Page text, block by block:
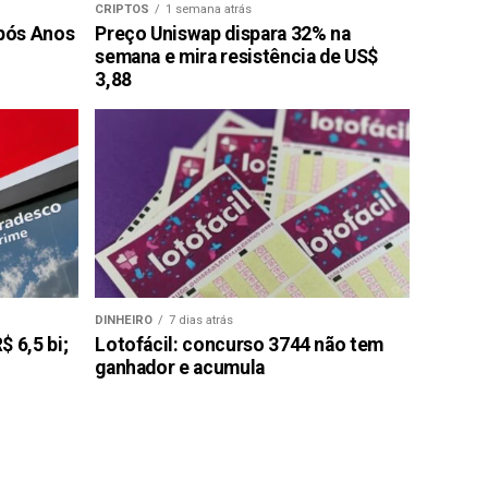
Anos
CRIPTOS 1 semana atrás
Preço Uniswap dispara 32% na
semana e mira resistência de US$
3,88
6,5 bi;
DINHEIRO 7 dias atrás
Lotofácil: concurso 3744 não tem
ganhador e acumula